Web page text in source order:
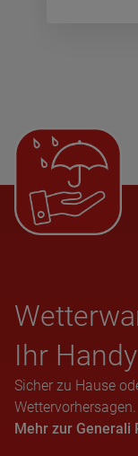
Ihr Handy
Sicher zu Hause
Wettervorhersagen.
Mehr zur Generali